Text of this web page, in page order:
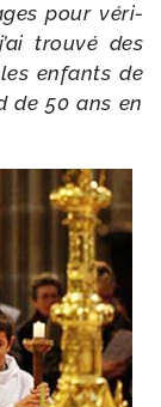
pour véri­
trou­vé des
enfants de
de 50 ans en